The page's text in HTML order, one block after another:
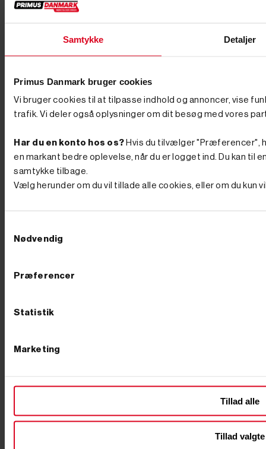
Samtykke Detaljer
Primus Danmark bruger cookies
Vi bruger cookies til at tilpasse indhold og annoncer, vise
trafik. Vi deler også oplysninger om dit besøg med vores
Har du en konto hos os? Hvis du tilvælger "Præferencer",
en markant bedre oplevelse, når du er logget ind. Du kan
samtykke tilbage.
Vælg herunder om du vil tillade alle cookies, eller om du kun
Nødvendig
Præferencer
Statistik
Marketing
Tillad alle
Tillad valgte
i et pælebor, hvis du skal i gang med et projekt, der
ideelt til at bore præcise og dybe huller hurtigt og
spade, hvilket gør det perfekt til projekter som
skaber smalle, lige huller, der giver bedre stabilitet for
Pas på din krop: Pælebor kan bruges i forskellige
jordtyper og fås i både hånddrevne og motoriserede
benzindrevne modeller, reducerer fysisk belastning og
gør det nemmere at bore i hård jord. Præcise resultater:
Ved at bruge et pælebor forstyrrer du også mindre af
jorden omkring hullet, hvilket sikrer et ryddeligt
arbejdsområde. Det er et alsidigt værktøj, der hurtigt
konkurrencedygtige priser. Vi har både til dig, der
passer til dit budget. Lynhurtig levering og venlig
priser, hurtig levering fra dag til dag og
velkommen til at kontakte os på tlf. +45 76 62 00 36
liggende fremme, fordi det bare virker. Håndværktøj er
en central del af vores samlede udvalg af værktøj, og
og erhverv siden 2002, og vi har samlet et bredt udvalg
af håndværktøj i en kvalitet, der kan holde til at blive